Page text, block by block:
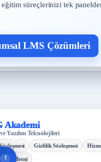
↓
süreçlerinizi tek
LMS Çözümleri
Akademi
Yazılım Teknolojileri
Gizlilik Sözleşmesi
Metni